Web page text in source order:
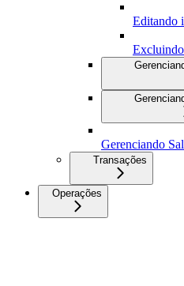
Editando
Gerenciando
Transações
Operações